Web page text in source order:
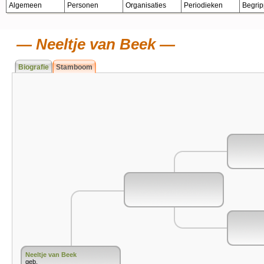
Algemeen Personen Organisaties Periodieken
Neeltje van Beek
Biografie Stamboom
Neeltje van Beek
geb.